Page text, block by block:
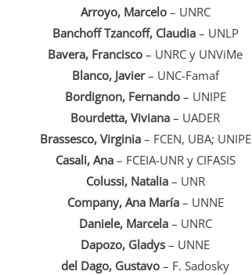
Arroyo, Marcelo– UNRC
Banchoff Tzancoff, Claudia– UNLP
Bavera, Francisco – UNRC y UNViMe
Blanco, Javier– UNC-Famaf
Bordignon, Fernando– UNIPE
Bourdetta, Viviana – UADER
Brassesco, Virginia– FCEN, UBA; UNIPE
Casali, Ana– FCEIA-UNR y CIFASIS
Colussi, Natalia– UNR
Company, Ana María– UNNE
Daniele, Marcela– UNRC
Dapozo, Gladys – UNNE
del Dago, Gustavo – F. Sadosky